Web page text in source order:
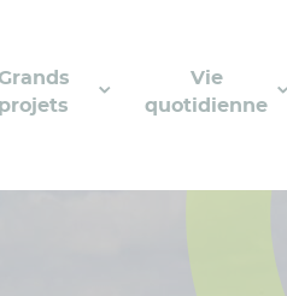
Vie
quotidienne